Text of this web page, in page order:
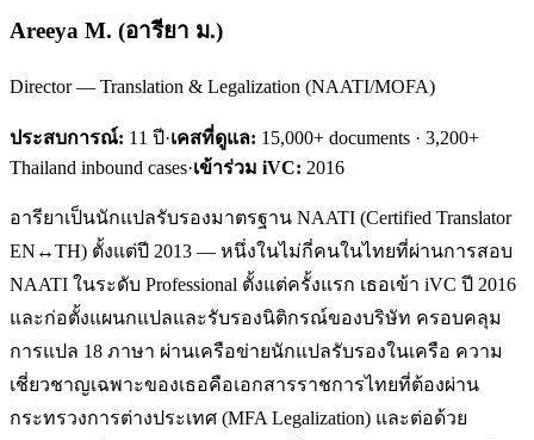
Areeya M. (อารียา ม.)
Director — Translation & Legalization (NAATI/MOFA)
ประสบการณ์: 11 ปี·เคสที่ดูแล: 15,000+ documents · 3,200+
Thailand inbound cases·เข้าร่วม iVC: 2016
อารียาเป็นนักแปลรับรองมาตรฐาน NAATI (Certified Translator
EN↔TH) ตั้งแต่ปี 2013 — หนึ่งในไม่กี่คนในไทยที่ผ่านการสอบ
NAATI ในระดับ Professional ตั้งแต่ครั้งแรก เธอเข้า iVC ปี 2016
และก่อตั้งแผนกแปลและรับรองนิติกรณ์ของบริษัท ครอบคลุม
การแปล 18 ภาษา ผ่านเครือข่ายนักแปลรับรองในเครือ ความ
เชี่ยวชาญเฉพาะของเธอคือเอกสารราชการไทยที่ต้องผ่าน
กระทรวงการต่างประเทศ (MFA Legalization) และต่อด้วย